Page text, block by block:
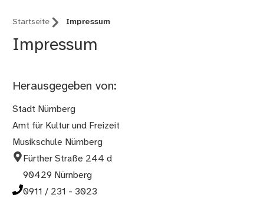
Startseite Impressum
Impressum
Herausgegeben von:
Stadt Nürnberg
Amt für Kultur und Freizeit
Musikschule Nürnberg
Fürther Straße 244 d
90429 Nürnberg
0911 / 231 - 3023